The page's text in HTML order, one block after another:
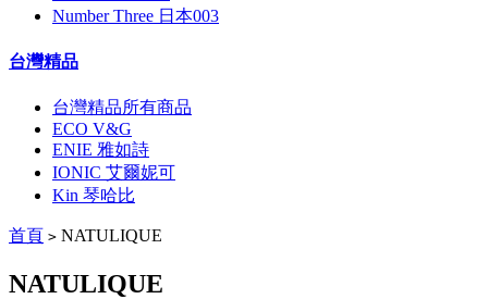
Number Three 日本003
台灣精品
台灣精品所有商品
ECO V&G
ENIE 雅如詩
IONIC 艾爾妮可
Kin 琴哈比
首頁 > NATULIQUE
NATULIQUE